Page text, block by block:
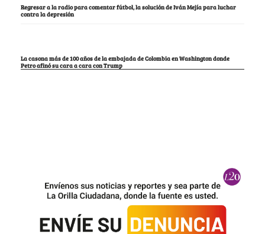
Regresar a la radio para comentar fútbol, la solución de Iván Mejía para luchar
contra la depresión
La casona más de 100 años de la embajada de Colombia en Washington donde
Petro afinó su cara a cara con Trump